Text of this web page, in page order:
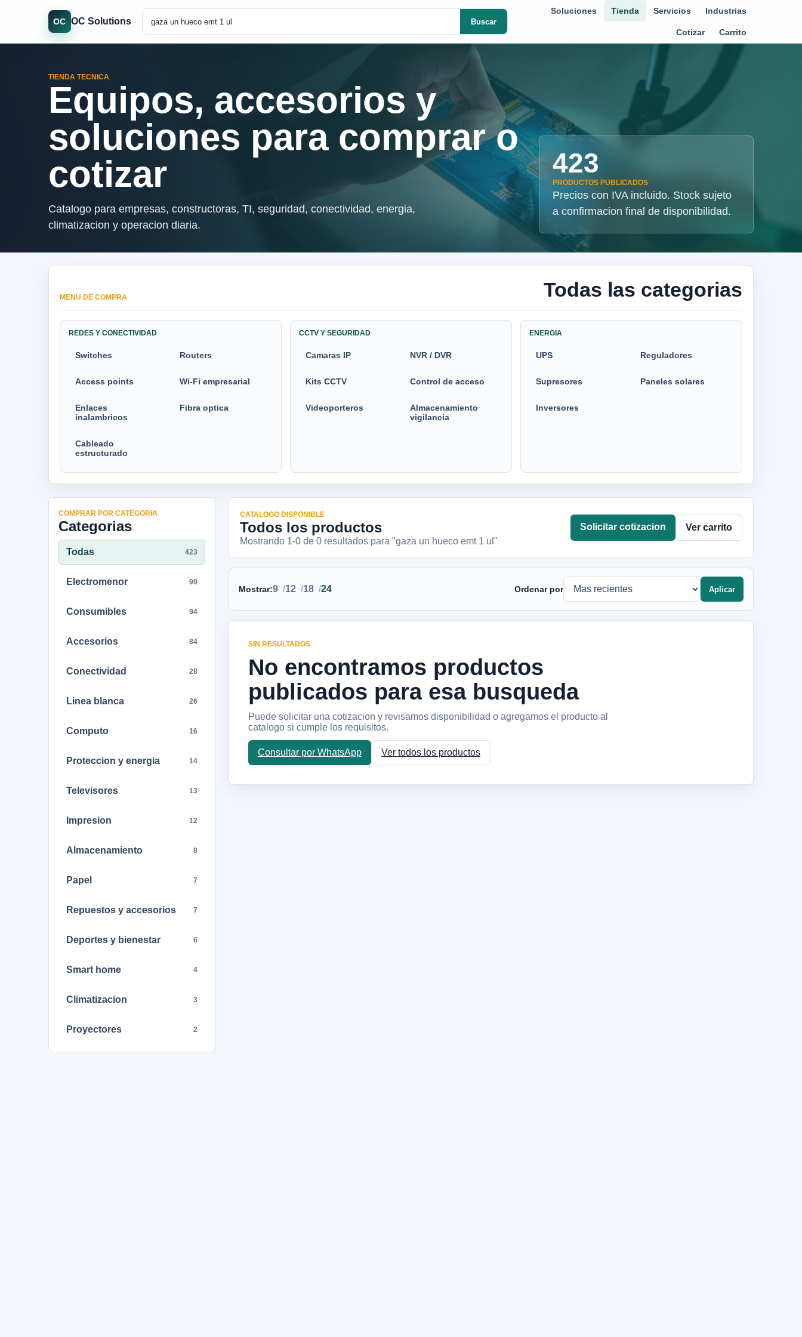
OC OC Solutions Buscar
Soluciones Tienda Servicios Industrias
Cotizar Carrito
TIENDA TECNICA
Equipos, accesorios y
soluciones para comprar o
cotizar
Catalogo para empresas, constructoras, TI, seguridad, conectividad, energia,
climatizacion y operacion diaria.
423
PRODUCTOS PUBLICADOS
Precios con IVA incluido. Stock sujeto
a confirmacion final de disponibilidad.
MENU DE COMPRA Todas las categorias
REDES Y CONECTIVIDAD
Switches Routers
Access points Wi-Fi empresarial
Enlaces
inalambricos
Fibra optica
Cableado
estructurado
CCTV Y SEGURIDAD
Camaras IP NVR / DVR
Kits CCTV Control de acceso
Videoporteros
Almacenamiento
vigilancia
ENERGIA
UPS Reguladores
Supresores Paneles solares
Inversores
COMPRAR POR CATEGORIA
Categorias
Todas 423
Electromenor 99
Consumibles 94
Accesorios 84
Conectividad 28
Linea blanca 26
Computo 16
Proteccion y energia 14
Televisores 13
Impresion 12
Almacenamiento 8
Papel 7
Repuestos y accesorios 7
Deportes y bienestar 6
Smart home 4
Climatizacion 3
Proyectores 2
CATALOGO DISPONIBLE
Todos los productos
Mostrando 1-0de 0resultadospara "gaza un hueco emt 1 ul"
Solicitar cotizacion Ver carrito
Mostrar:9 12 18 24 Ordenar por Aplicar
SIN RESULTADOS
No encontramos productos
publicados para esa busqueda
Puede solicitar una cotizacion y revisamos disponibilidad o agregamos el producto al
catalogo si cumple los requisitos.
Consultar por WhatsApp Ver todos los productos